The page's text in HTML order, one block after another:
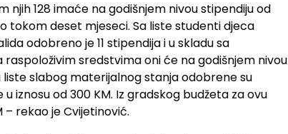
njih 128 imaće na godišnjem nivou stipendiju od
tokom deset mjeseci. Sa liste studenti djeca
odobreno je 11 stipendija i u skladu sa
sredstvima oni će na godišnjem nivou
liste slabog materijalnog stanja odobrene su
iznosu od 300 KM. Iz gradskog budžeta za ovu
– rekao je Cvijetinović.